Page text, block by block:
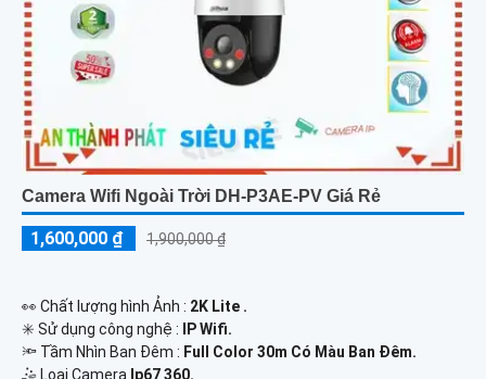
Camera Wifi Ngoài Trời DH-P3AE-PV Giá Rẻ
1,600,000 ₫ 1,900,000 ₫
️👀 Chất lượng hình Ảnh : 2K Lite .
✳️ Sử dụng công nghệ :
IP Wifi.
🔦 Tầm Nhìn Ban Đêm : Full Color 30m Có Màu Ban Ðêm.
🤹 Loại Camera Ip67 360.